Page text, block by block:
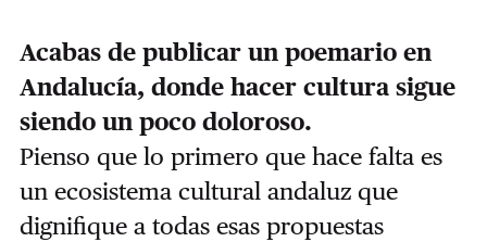
Acabas de publicar un poemario en
Andalucía, donde hacer cultura sigue
siendo un poco doloroso.
Pienso que lo primero que hace falta es
un ecosistema cultural andaluz que
dignifique a todas esas propuestas